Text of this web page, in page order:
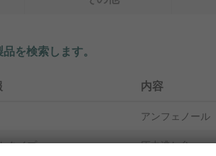
を検索します。
内容
アンフェノール
タイプ 圧力逃し弁